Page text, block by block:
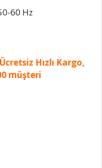
60 Hz
Hızlı Kargo,
müşteri